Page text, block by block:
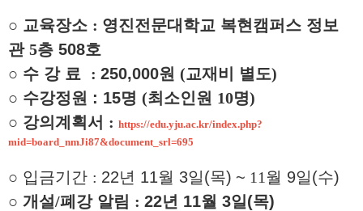
○ 교육장소 : 영진전문대학교 복현캠퍼스 정보
관 5층 508호
○ 수 강 료 : 250,000원 (교재비 별도)
○ 수강정원 : 15명 (최소인원 10명)
○ 강의계획서 : https://edu.yju.ac.kr/index.php?
mid=board_nmJi87&document_srl=695
○ 입금기간 : 22년 11월 3일(목) ~ 11월 9일(수)
○ 개설/폐강 알림 : 22년 11월 3일(목)